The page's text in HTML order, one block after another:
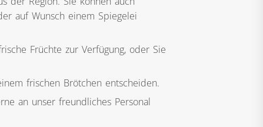
auf Wunsch einem Spiegelei
Früchte zur Verfügung, oder Sie
frischen Brötchen entscheiden.
an unser freundliches Personal